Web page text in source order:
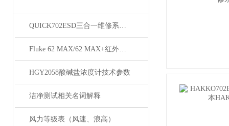
QUICK702ESD三合一维修系统详细参数
Fluke 62 MAX/62 MAX+红外线测温仪技术参数
HGY2058酸碱盐浓度计技术参数
洁净测试相关名词解释
风力等级表（风速、浪高）